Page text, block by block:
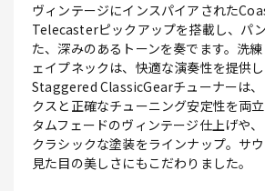
ヴィンテージにインスパイアされた
Telecasterピックアップを搭載し、パ
た、深みのあるトーンを奏でます。洗
ェイプネックは、快適な演奏性を提供
Staggered ClassicGearチューナーは
クスと正確なチューニング安定性を両
タムフェードのヴィンテージ仕上げや
クラシックな塗装をラインナップ。サウ
見た目の美しさにもこだわりました。